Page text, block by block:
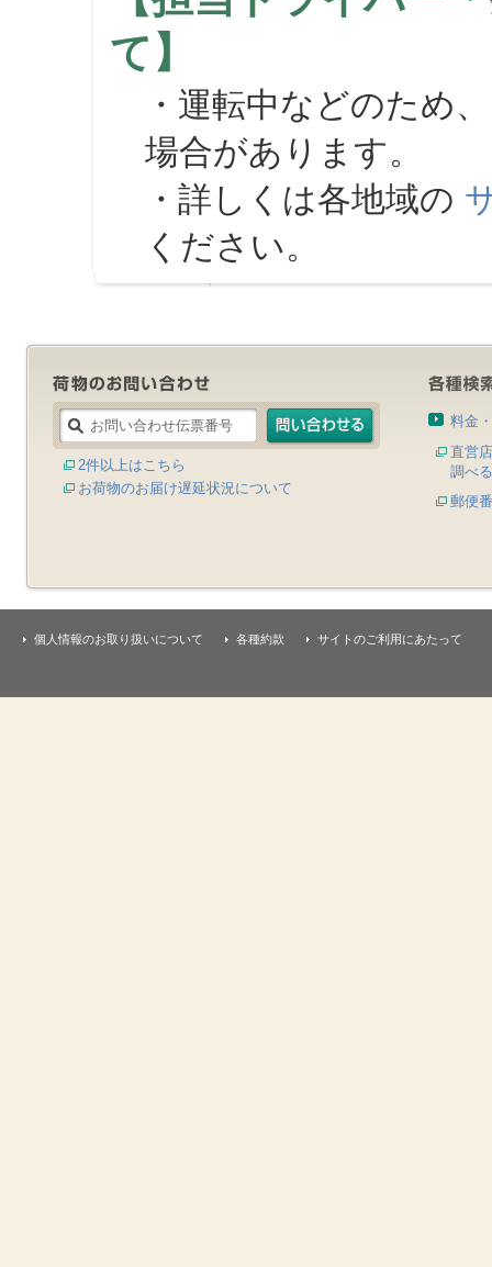
て】
・運転中などのため
場合があります。
・詳しくは各地域の
ください。
2件以上はこちら
お荷物のお届け遅延状況について
料金
直営
調べる
郵便
個人情報のお取り扱いについて 各種約款 サイトのご利用にあたって